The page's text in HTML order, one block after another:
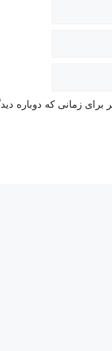
برای زمانی که دوباره